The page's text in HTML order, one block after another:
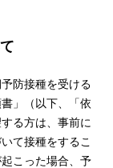
防接種を受ける
」（以下、「依
る方は、事前に
て接種をするこ
こった場合、予